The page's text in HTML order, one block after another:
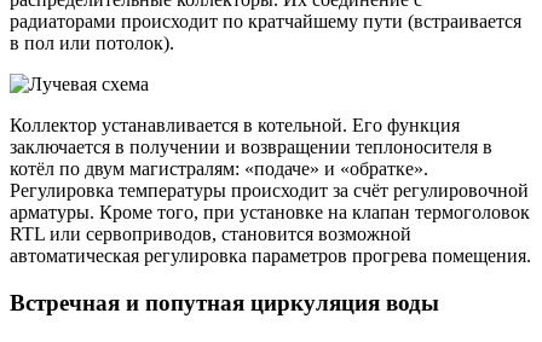
радиаторами происходит по кратчайшему пути (встраивается
в пол или потолок).
Коллектор устанавливается в котельной. Его функция
заключается в получении и возвращении теплоносителя в
котёл по двум магистралям: «подаче» и «обратке».
Регулировка температуры происходит за счёт регулировочной
арматуры. Кроме того, при установке на клапан термоголовок
RTL или сервоприводов, становится возможной
автоматическая регулировка параметров прогрева помещения.
Встречная и попутная циркуляция воды